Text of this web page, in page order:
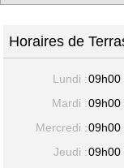
Horaires de
Lundi :09h00
Mardi :09h00
Mercredi :09h00
Jeudi :09h00